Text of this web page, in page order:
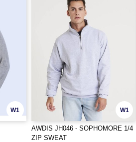
W1 W1
AWDIS JH046 - SOPHOMORE 1/4
ZIP SWEAT